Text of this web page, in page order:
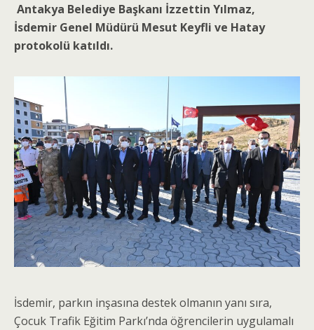
Antakya Belediye Başkanı İzzettin Yılmaz,
İsdemir Genel Müdürü Mesut Keyfli ve Hatay
protokolü katıldı.
İsdemir, parkın inşasına destek olmanın yanı sıra,
Çocuk Trafik Eğitim Parkı’nda öğrencilerin uygulamalı